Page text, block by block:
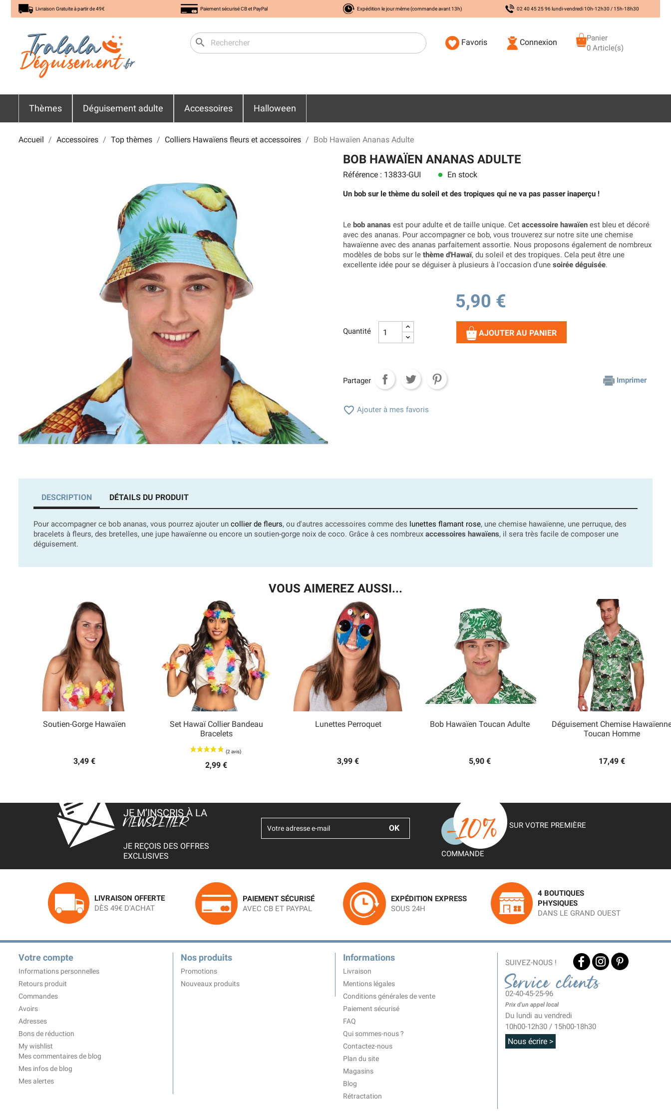
Livraison Gratuite à partir de 49€ Paiement sécurisé CB et PayPal Expédition le jour même (commande avant 13h) 02 40 45 25 96 lundi-vendredi 10h-12h30 / 15h-18h30
search Favoris Connexion
Panier
0 Article(s)
Thèmes Déguisement adulte Accessoires Halloween
Accueil Accessoires Top thèmes Colliers Hawaïens fleurs et accessoires Bob Hawaïen Ananas Adulte
BOB HAWAÏEN ANANAS ADULTE
Référence : 13833-GUI lens En stock
Un bob sur le thème du soleil et des tropiques qui ne va pas passer inaperçu !
Le bob ananas est pour adulte et de taille unique. Cet accessoire hawaïen est bleu et décoré
avec des ananas. Pour accompagner ce bob, vous trouverez sur notre site une chemise
hawaïenne avec des ananas parfaitement assortie. Nous proposons également de nombreux
modèles de bobs sur le thème d'Hawaï, du soleil et des tropiques. Cela peut être une
excellente idée pour se déguiser à plusieurs à l'occasion d'une soirée déguisée.
5,90 €
Quantité AJOUTER AU PANIER
Partager Imprimer
 Ajouter à mes favoris
DESCRIPTION DÉTAILS DU PRODUIT
Pour accompagner ce bob ananas, vous pourrez ajouter un collier de fleurs, ou d'autres accessoires comme des lunettes flamant rose, une chemise hawaïenne, une perruque, des
bracelets à fleurs, des bretelles, une jupe hawaïenne ou encore un soutien-gorge noix de coco. Grâce à ces nombreux accessoires hawaïens, il sera très facile de composer une
déguisement.
VOUS AIMEREZ AUSSI...
Soutien-Gorge Hawaïen
3,49 €
Set Hawaï Collier Bandeau
Bracelets
2,99 €
Aperçu rapide
Lunettes Perroquet
3,99 €
Bob Hawaïen Toucan Adulte
5,90 €
Déguisement Chemise
Toucan Homme
17,49 €
Aperçu rapide
JE M’INSCRIS À LA
NEWSLETTER
JE REÇOIS DES OFFRES
EXCLUSIVES
SUR VOTRE PREMIÈRE
COMMANDE
LIVRAISON OFFERTE
DÈS 49€ D'ACHAT
PAIEMENT SÉCURISÉ
AVEC CB ET PAYPAL
EXPÉDITION EXPRESS
SOUS 24H
4 BOUTIQUES
PHYSIQUES
DANS LE GRAND OUEST
Votre compte
Informations personnelles
Retours produit
Commandes
Avoirs
Adresses
Bons de réduction
My wishlist
Mes commentaires de blog
Mes infos de blog
Mes alertes
Nos produits
Promotions
Nouveaux produits
Informations
Livraison
Mentions légales
Conditions générales de vente
Paiement sécurisé
FAQ
Qui sommes-nous ?
Contactez-nous
Plan du site
Magasins
Blog
Rétractation
SUIVEZ-NOUS !
Service clients
02-40-45-25-96
Prix d'un appel local
Du lundi au vendredi
10h00-12h30 / 15h00-18h30
Nous écrire >